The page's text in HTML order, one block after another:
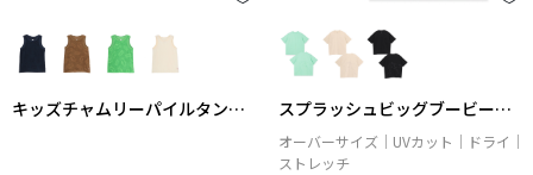
キッズチャムリーパイルタンク
スプラッシュビッグブービーT
シャツ
オーバーサイズ UVカット
ドライ
ストレッチ